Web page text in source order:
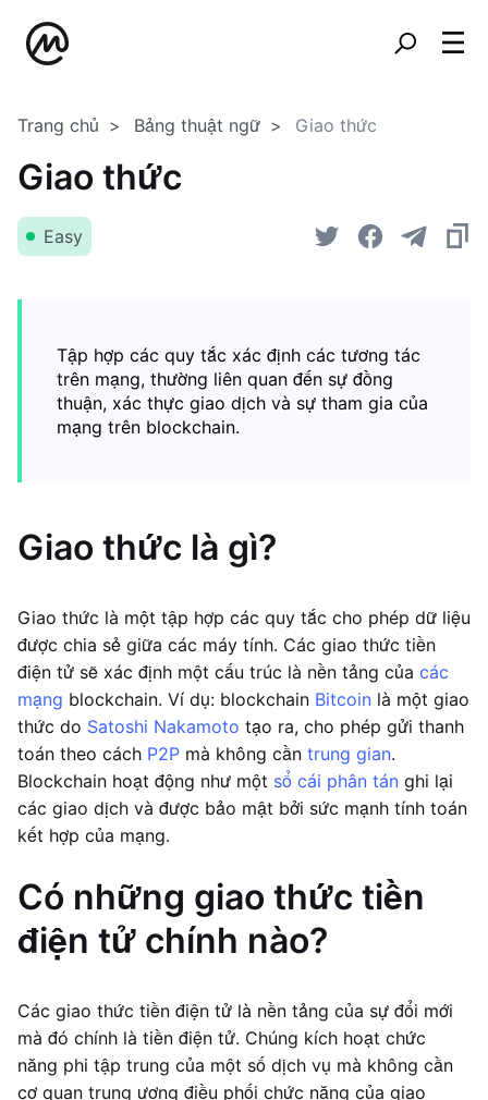
Trang chủ Bảng thuật ngữ Giao thức
Giao thức
Easy
Tập hợp các quy tắc xác định các tương tác
trên mạng, thường liên quan đến sự đồng
thuận, xác thực giao dịch và sự tham gia của
mạng trên blockchain.
Giao thức là gì?
Giao thức là một tập hợp các quy tắc cho phép dữ liệu
được chia sẻ giữa các máy tính. Các giao thức tiền
điện tử sẽ xác định một cấu trúc là nền tảng của các
mạng blockchain. Ví dụ: blockchain Bitcoin là một giao
thức do Satoshi Nakamoto tạo ra, cho phép gửi thanh
toán theo cách P2P mà không cần trung gian.
Blockchain hoạt động như một sổ cái phân tán ghi lại
các giao dịch và được bảo mật bởi sức mạnh tính toán
kết hợp của mạng.
Có những giao thức tiền
điện tử chính nào?
Các giao thức tiền điện tử là nền tảng của sự đổi mới
mà đó chính là tiền điện tử. Chúng kích hoạt chức
năng phi tập trung của một số dịch vụ mà không cần
cơ quan trung ương điều phối chức năng của giao